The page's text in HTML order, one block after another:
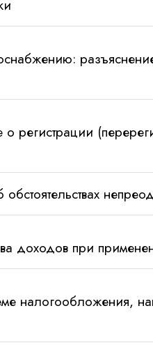
регистрации
доходов при
налогообложения,